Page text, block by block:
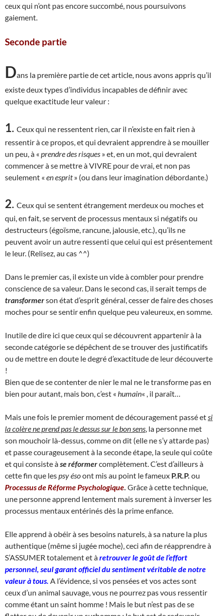
ceux qui n’ont pas encore succombé, nous poursuivons
gaiement.
Seconde partie
Dans la première partie de cet article, nous avons appris qu’il
existe deux types d’individus incapables de définir avec
quelque exactitude leur valeur :
1. Ceux qui ne ressentent rien, car il n’existe en fait rien à
ressentir à ce propos, et qui devraient apprendre à se mouiller
un peu, à « prendre des risques » et, en un mot, qui devraient
commencer à se mettre à VIVRE pour de vrai, et non pas
seulement « en esprit» (ou dans leur imagination débordante.)
2. Ceux qui se sentent étrangement merdeux ou moches et
qui, en fait, se servent de processus mentaux si négatifs ou
destructeurs (égoïsme, rancune, jalousie, etc.), qu’ils ne
peuvent avoir un autre ressenti que celui qui est présentement
le leur. (Relisez, au cas ^^)
Dans le premier cas, il existe un vide à combler pour prendre
conscience de sa valeur. Dans le second cas, il serait temps de
transformerson état d’esprit général, cesser de faire des choses
moches pour se sentir enfin quelque peu valeureux, en somme.
Inutile de dire ici que ceux qui se découvrent appartenir à la
seconde catégorie se dépêchent de se trouver des justificatifs
ou de mettre en doute le degré d’exactitude de leur découverte
!
Bien que de se contenter de nier le mal ne le transforme pas en
bien pour autant, mais bon, c’est « humain« , il paraît…
Mais une fois le premier moment de découragement passé et si
la colère ne prend pas le dessus sur le bon sens , la personne met
son mouchoir là-dessus, comme on dit (elle ne s’y attarde pas)
et passe courageusement à la seconde étape, la seule qui coûte
et qui consiste àse réformercomplètement. C’est d’ailleurs à
cette fin que lespsy ésoont mis au point le fameux P.R.P. ou
Processus de Réforme Psychologique Grâce à cette technique,
une personne apprend lentement mais surement à inverser les
processus mentaux entérinés dès la prime enfance.
Elle apprend à obéir à ses besoins naturels, à sa nature la plus
authentique (même si jugée moche), ceci afin de réapprendre à
S’ASSUMER totalement et àretrouver le goût de l’effort
personnel, seul garant officiel du sentiment véritable de notre
valeur à tous. A l’évidence, si vos pensées et vos actes sont
ceux d’un animal sauvage, vous ne pourrez pas vous ressentir
comme étant un saint homme ! Mais le but n’est pas de se